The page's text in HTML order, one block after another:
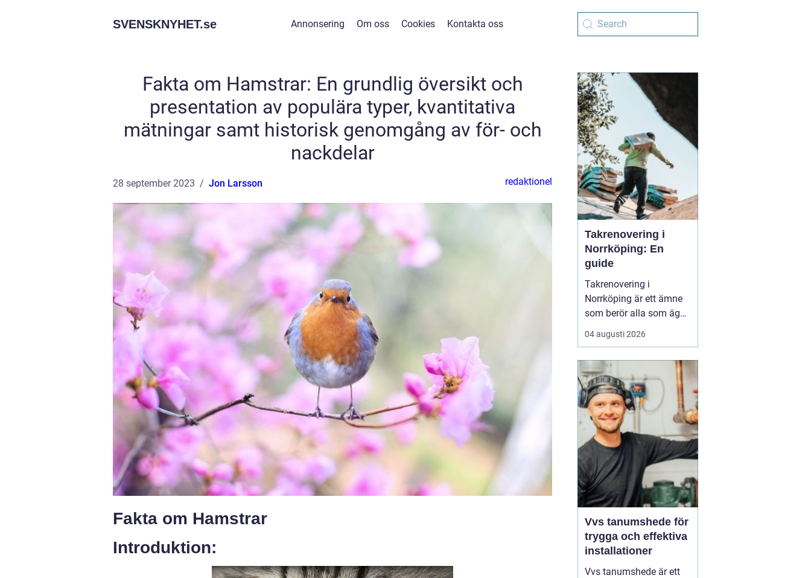
SVENSKNYHET.se Annonsering Om oss Cookies Kontakta oss
Fakta om Hamstrar: En grundlig översikt och
presentation av populära typer, kvantitativa
mätningar samt historisk genomgång av för- och
nackdelar
28 september 2023 Jon Larsson redaktionel
Fakta om Hamstrar
Introduktion:
Takrenovering i
Norrköping: En
guide
Takrenovering i
Norrköping är ett ämne
som berör alla som äger
hus, radhus eller
flerfamiljshus i området.
viktigaste skydd mot
regn, snö och fukt, och
en i tid genomförd
renovering kan sp...
04 augusti 2026
Vvs tanumshede för
trygga och effektiva
installationer
Vvs tanumshede är ett